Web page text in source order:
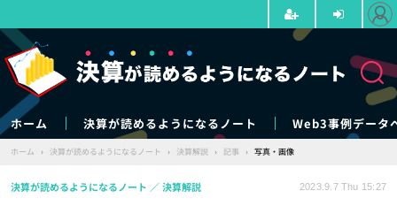
ホーム 決算が読めるようになるノート Web3事例データ
ホーム › 決算が読めるようになるノート › 決算解説 › 記事 › 写真・画像
決算が読めるようになるノート 決算解説 2023.9.7 Thu 15:27